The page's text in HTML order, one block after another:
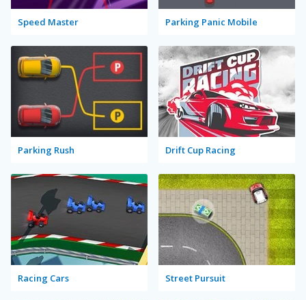
Speed Master Parking Panic Mobile
Parking Rush Drift Cup Racing
Racing Cars Street Pursuit